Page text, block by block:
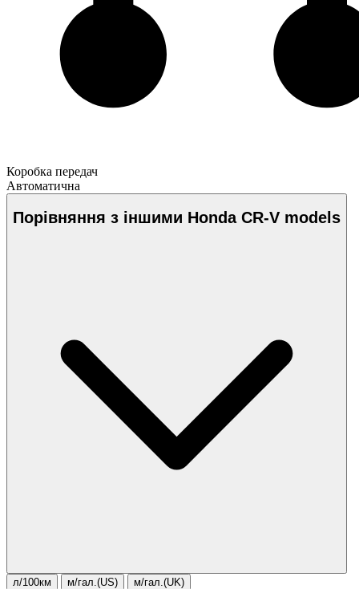
Коробка передач
Автоматична
Порівняння з іншими Honda CR-V models
л/100км м/гал.(US) м/гал.(UK)